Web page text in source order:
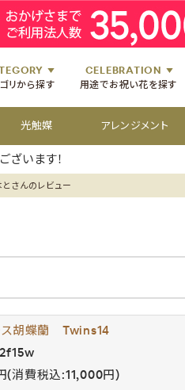
リから探す
花
花
め
CELEBRATION
用途でお祝い花を探す
開店祝いのお花
開設祝いのお花
楽屋見舞いの
個展・展覧会
四十九日の
百か日のお
光触媒 アレンジメント
ざいます！
とさんのレビュー
ス胡蝶蘭 Twins14
(消費税込:11,000円)